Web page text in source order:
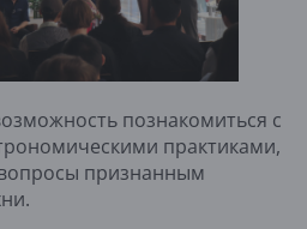
познакомиться с
практиками,
признанным